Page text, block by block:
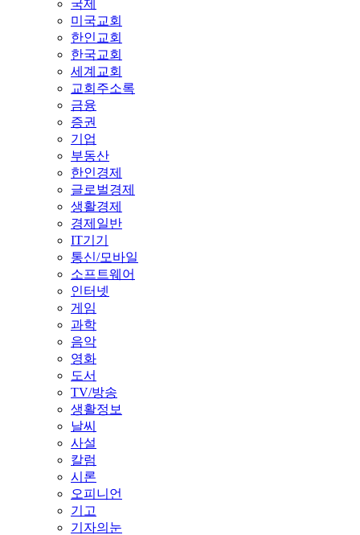
국제
미국교회
한인교회
한국교회
세계교회
교회주소록
금융
증권
기업
부동산
한인경제
글로벌경제
생활경제
경제일반
IT기기
통신/모바일
소프트웨어
인터넷
게임
과학
음악
영화
도서
TV/방송
생활정보
날씨
사설
칼럼
시론
오피니언
기고
기자의눈